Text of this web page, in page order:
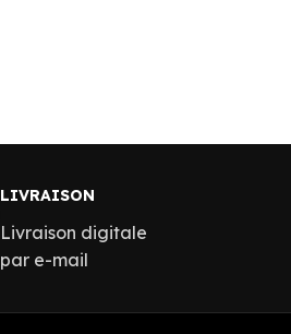
LIVRAISON
Livraison digitale
par e-mail